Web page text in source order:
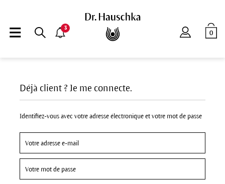
0
3
Déjà client ? Je me connecte.
Identifiez-vous avec votre adresse électronique et votre mot de passe